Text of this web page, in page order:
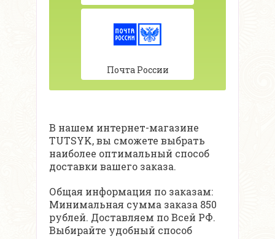
Почта России
В нашем интернет-магазине
TUTSYK, вы сможете выбрать
наиболее оптимальный способ
доставки вашего заказа.
Общая информация по заказам:
Минимальная сумма заказа 850
рублей. Доставляем по Всей РФ.
Выбирайте удобный способ